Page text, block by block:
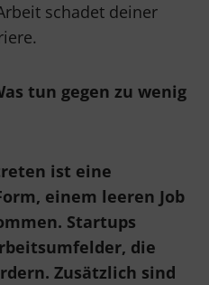
schadet deiner
tun gegen zu wenig
ist eine
einem leeren Job
Startups
die
Zusätzlich sind